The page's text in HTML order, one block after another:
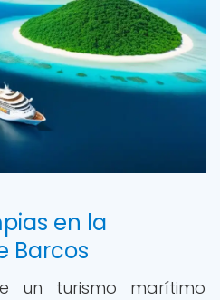
en la
Barcos
un turismo marítimo